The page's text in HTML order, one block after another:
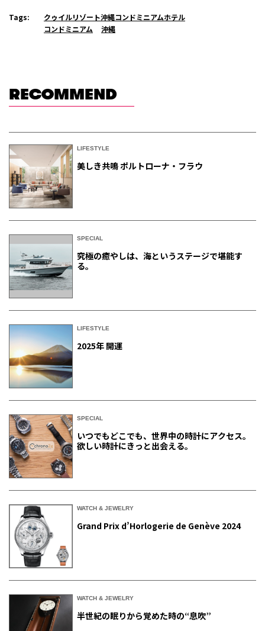
Tags:
クゥイルリゾート沖縄コンドミニアムホテル
コンドミニアム
沖縄
RECOMMEND
LIFESTYLE
美しき共鳴 ポルトローナ・フラウ
SPECIAL
究極の癒やしは、海というステージで堪能す
る。
LIFESTYLE
2025年 開運
SPECIAL
いつでもどこでも、世界中の時計にアクセス。
欲しい時計にきっと出会える。
WATCH & JEWELRY
Grand Prix d’Horlogerie de Genève 2024
WATCH & JEWELRY
半世紀の眠りから覚めた時の“息吹”